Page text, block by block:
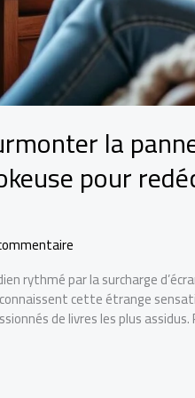
la
pour
rythmé par la surcharge
cette étrange
de livres les plus